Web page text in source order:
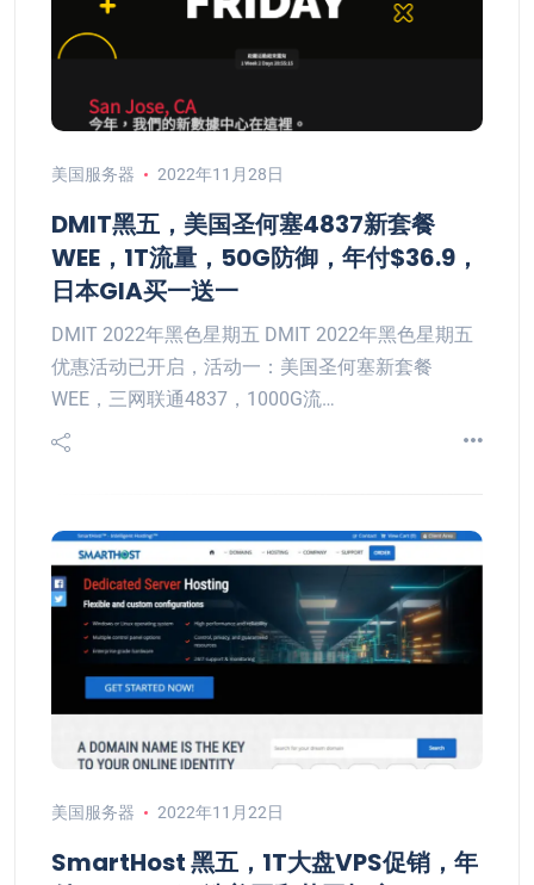
美国服务器 2022年11月28日
DMIT黑五，美国圣何塞4837新套餐
WEE，1T流量，50G防御，年付$36.9，
日本GIA买一送一
DMIT 2022年黑色星期五 DMIT 2022年黑色星期五
优惠活动已开启，活动一：美国圣何塞新套餐
WEE，三网联通4837，1000G流…
美国服务器 2022年11月22日
SmartHost 黑五，1T大盘VPS促销，年